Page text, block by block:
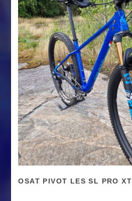
OSAT PIVOT LES SL PRO XT